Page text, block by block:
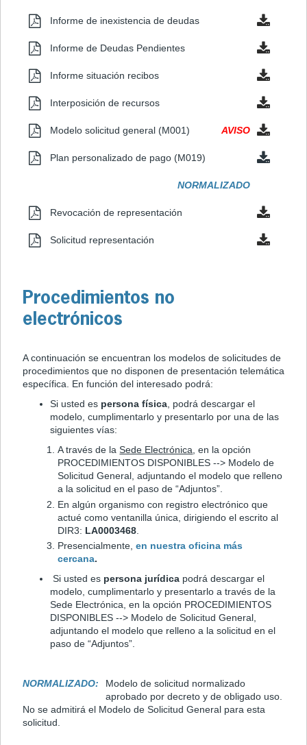
Informe de inexistencia de deudas
Informe de Deudas Pendientes
Informe situación recibos
Interposición de recursos
Modelo solicitud general (M001) AVISO
Plan personalizado de pago (M019)
NORMALIZADO
Revocación de representación
Solicitud representación
Procedimientos no
electrónicos
A continuación se encuentran los modelos de solicitudes de
procedimientos que no disponen de presentación telemática
específica. En función del interesado podrá:
Si usted es persona física, podrá descargar el
modelo, cumplimentarlo y presentarlo por una de las
siguientes vías:
A través de laSede Electrónica, en la opción
PROCEDIMIENTOS DISPONIBLES --> Modelo de
Solicitud General, adjuntando el modelo que relleno
a la solicitud en el paso de “Adjuntos”.
En algún organismo con registro electrónico que
actué como ventanilla única, dirigiendo el escrito al
DIR3: LA0003468
Presencialmente, en nuestra oficina más
cercana.
Si usted es persona jurídica podrá descargar el
modelo, cumplimentarlo y presentarlo a través de la
Sede Electrónica, en la opción PROCEDIMIENTOS
DISPONIBLES --> Modelo de Solicitud General,
adjuntando el modelo que relleno a la solicitud en el
paso de “Adjuntos”.
NORMALIZADO:
Modelo de solicitud normalizado
aprobado por decreto y de obligado uso.
No se admitirá el Modelo de Solicitud General para esta
solicitud.